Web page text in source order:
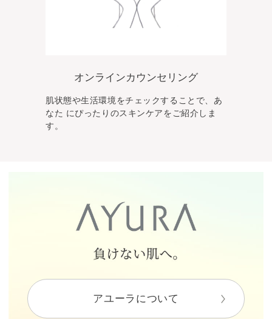
オンラインカウンセリング
肌状態や生活環境をチェックすることで、あ
なた にぴったりのスキンケアをご紹介しま
す。
アユーラについて